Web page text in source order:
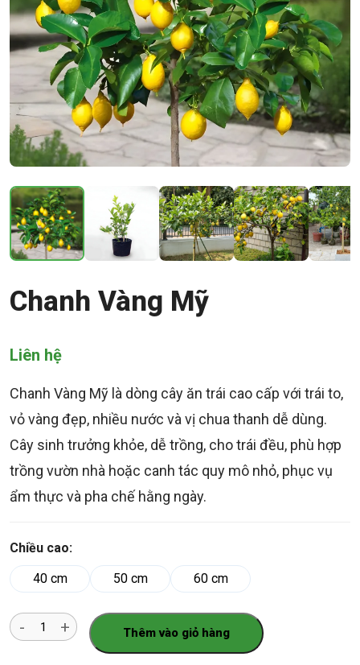
Chanh Vàng Mỹ
Liên hệ
Chanh Vàng Mỹ là dòng cây ăn trái cao cấp với trái to,
vỏ vàng đẹp, nhiều nước và vị chua thanh dễ dùng.
Cây sinh trưởng khỏe, dễ trồng, cho trái đều, phù hợp
trồng vườn nhà hoặc canh tác quy mô nhỏ, phục vụ
ẩm thực và pha chế hằng ngày.
Chiều cao:
40 cm
50 cm 60 cm
Số
lượng
Thêm vào giỏ hàng